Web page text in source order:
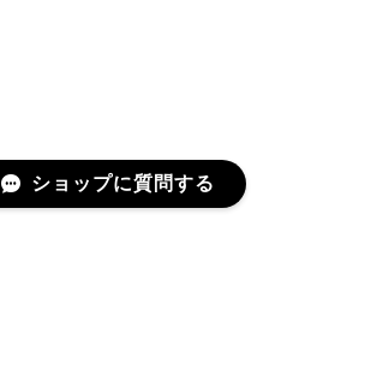
ショップに質問する